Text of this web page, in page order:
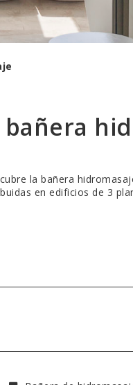
la bañera
en edificios de 3